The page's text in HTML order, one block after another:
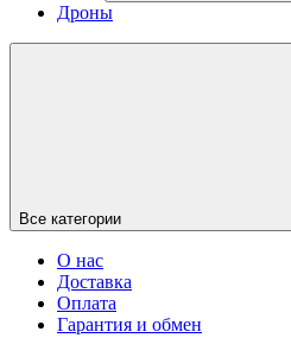
Дроны
Все категории
О нас
Доставка
Оплата
Гарантия и обмен